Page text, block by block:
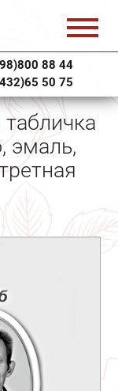
88 44
50 75
эмаль,